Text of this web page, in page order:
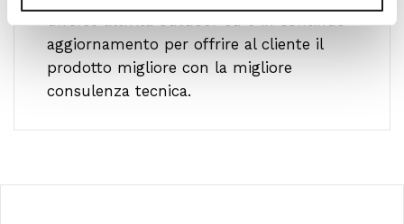
aggiornamento per offrire al cliente il
prodotto migliore con la migliore
consulenza tecnica.